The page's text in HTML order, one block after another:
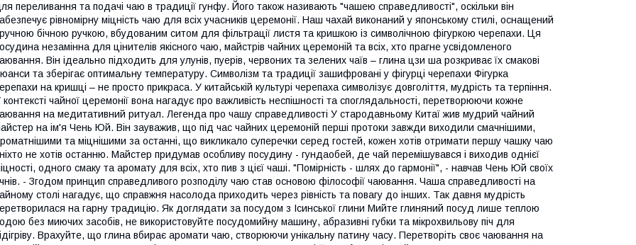
переливання та подачі чаю в традиції гунфу. Його також називають "чашею справедливості", оскільки він
рівномірну міцність чаю для всіх учасників церемонії. Наш чахай виконаний у японському стилі, оснащений
бічною ручкою, вбудованим ситом для фільтрації листя та кришкою із символічною фігуркою черепахи. Ця
незамінна для цінителів якісного чаю, майстрів чайних церемоній та всіх, хто прагне усвідомленого
Він ідеально підходить для улунів, пуерів, червоних та зелених чаїв – глина цзи ша розкриває їх смакові
та зберігає оптимальну температуру. Символізм та традиції зашифровані у фігурці черепахи Фігурка
на кришці – не просто прикраса. У китайській культурі черепаха символізує довголіття, мудрість та терпіння.
контексті чайної церемонії вона нагадує про важливість неспішності та споглядальності, перетворюючи кожне
на медитативний ритуал. Легенда про чашу справедливості У стародавньому Китаї жив мудрий чайний
на ім'я Чень Юй. Він зауважив, що під час чайних церемоній перші протоки завжди виходили смачнішими,
та міцнішими за останні, що викликало суперечки серед гостей, кожен хотів отримати першу чашку чаю
ніхто не хотів останню. Майстер придумав особливу посудину - гундаобей, де чай перемішувався і виходив однієї
одного смаку та аромату для всіх, хто пив з цієї чаші. "Помірність - шлях до гармонії", - навчав Чень Юй своїх
- Згодом принцип справедливого розподілу чаю став основою філософії чаювання. Чаша справедливості на
столі нагадує, що справжня насолода приходить через рівність та повагу до інших. Так давня мудрість
на гарну традицію. Як доглядати за посудом з Ісинської глини Мийте глиняний посуд лише теплою
без миючих засобів, не використовуйте посудомийну машину, абразивні губки та мікрохвильову піч для
Врахуйте, що глина вбирає аромати чаю, створюючи унікальну патину часу. Перетворіть своє чаювання на